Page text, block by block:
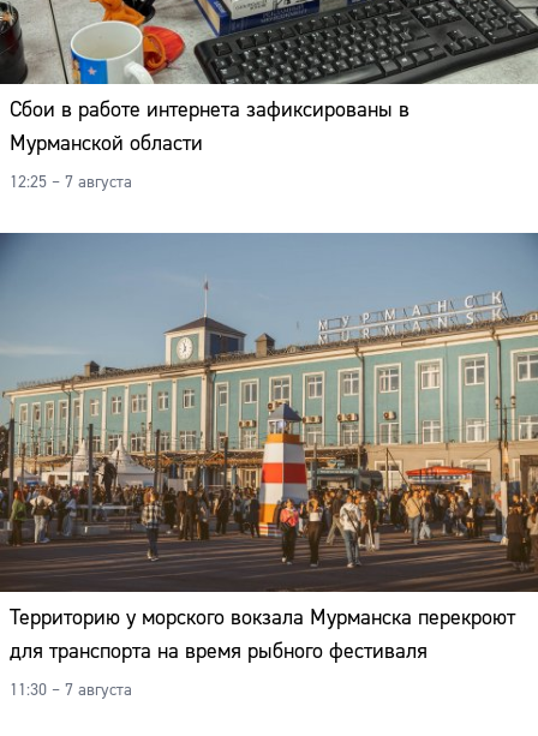
Сбои в работе интернета зафиксированы в
Мурманской области
12:25 – 7 августа
Территорию у морского вокзала Мурманска перекроют
для транспорта на время рыбного фестиваля
11:30 – 7 августа